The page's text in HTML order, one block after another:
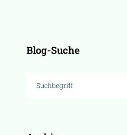
Blog-Suche